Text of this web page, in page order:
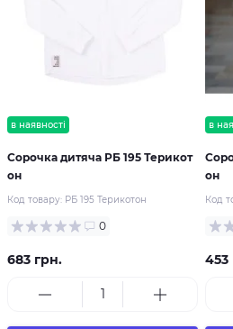
в наявності
Сорочка дитяча РБ 195 Терикот
он
Код товару: РБ 195 Терикотон
0
683 грн.
в
он
Код
453